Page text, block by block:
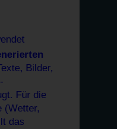
Bilder,
Für die
(Wetter,
das